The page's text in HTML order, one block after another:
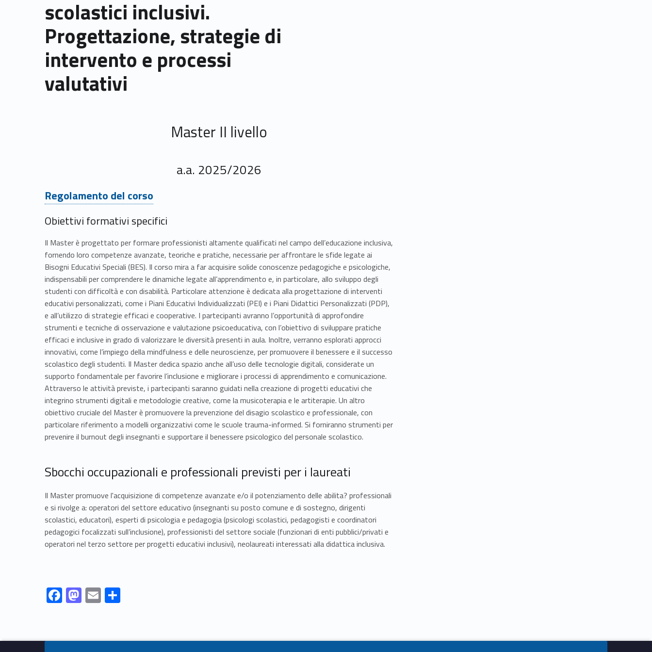
scolastici inclusivi.
Progettazione, strategie di
intervento e processi
valutativi
Master II livello
a.a. 2025/2026
Link identifier #identifier__63295-1
Regolamento del corso
Obiettivi formativi specifici
Il Master è progettato per formare professionisti altamente qualificati nel campo dell’educazione inclusiva,
fornendo loro competenze avanzate, teoriche e pratiche, necessarie per affrontare le sfide legate ai
Bisogni Educativi Speciali (BES). Il corso mira a far acquisire solide conoscenze pedagogiche e psicologiche,
indispensabili per comprendere le dinamiche legate all’apprendimento e, in particolare, allo sviluppo degli
studenti con difficoltà e con disabilità. Particolare attenzione è dedicata alla progettazione di interventi
educativi personalizzati, come i Piani Educativi Individualizzati (PEI) e i Piani Didattici Personalizzati (PDP),
e all’utilizzo di strategie efficaci e cooperative. I partecipanti avranno l’opportunità di approfondire
strumenti e tecniche di osservazione e valutazione psicoeducativa, con l’obiettivo di sviluppare pratiche
efficaci e inclusive in grado di valorizzare le diversità presenti in aula. Inoltre, verranno esplorati approcci
innovativi, come l’impiego della mindfulness e delle neuroscienze, per promuovere il benessere e il successo
scolastico degli studenti. Il Master dedica spazio anche all’uso delle tecnologie digitali, considerate un
supporto fondamentale per favorire l’inclusione e migliorare i processi di apprendimento e comunicazione.
Attraverso le attività previste, i partecipanti saranno guidati nella creazione di progetti educativi che
integrino strumenti digitali e metodologie creative, come la musicoterapia e le artiterapie. Un altro
obiettivo cruciale del Master è promuovere la prevenzione del disagio scolastico e professionale, con
particolare riferimento a modelli organizzativi come le scuole trauma-informed. Si forniranno strumenti per
prevenire il burnout degli insegnanti e supportare il benessere psicologico del personale scolastico.
Sbocchi occupazionali e professionali previsti per i laureati
Il Master promuove l'acquisizione di competenze avanzate e/o il potenziamento delle abilita? professionali
e si rivolge a: operatori del settore educativo (insegnanti su posto comune e di sostegno, dirigenti
scolastici, educatori), esperti di psicologia e pedagogia (psicologi scolastici, pedagogisti e coordinatori
pedagogici focalizzati sull’inclusione), professionisti del settore sociale (funzionari di enti pubblici/privati e
operatori nel terzo settore per progetti educativi inclusivi), neolaureati interessati alla didattica inclusiva.
Link identifier #identifier__24118-1 F
ac
b
Link identifier #identifier__120656-2 M
as
d
Link identifier #identifier__7593-3 E
m
l
Link identifier #identifier__81940-4
e